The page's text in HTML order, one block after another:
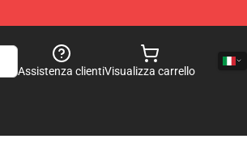
Assistenza clientiVisualizza carrello